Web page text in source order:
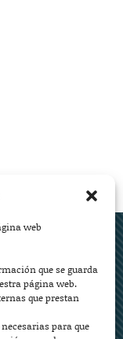
web
que se guarda
página web.
que prestan
para que